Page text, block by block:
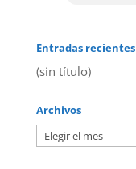
Entradas recientes
(sin título)
Archivos